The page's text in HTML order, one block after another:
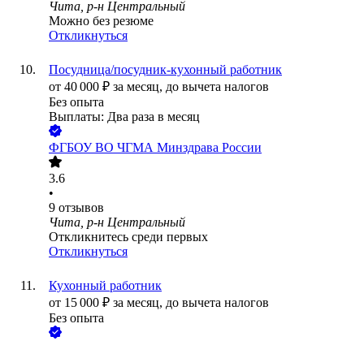
Чита, р-н Центральный
Можно без резюме
Откликнуться
Посудница/посудник-кухонный работник
от 40 000 ₽ за месяц, до вычета налогов
Без опыта
Выплаты: Два раза в месяц
ФГБОУ ВО ЧГМА Минздрава России
3.6
•
9 отзывов
Чита, р-н Центральный
Откликнитесь среди первых
Откликнуться
Кухонный работник
от 15 000 ₽ за месяц, до вычета налогов
Без опыта